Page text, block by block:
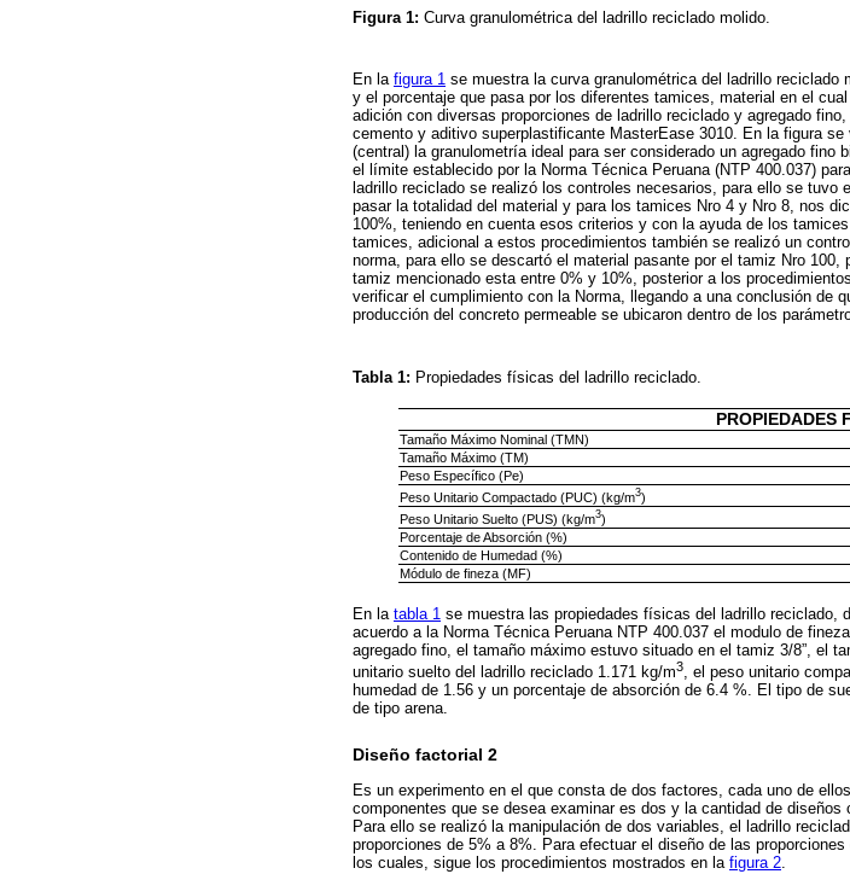
Figura 1: Curva granulométrica del ladrillo reciclado molido.
En la figura 1 se muestra la curva granulométrica del ladrillo
y el porcentaje que pasa por los diferentes tamices, material en el
adición con diversas proporciones de ladrillo reciclado y agregado
cemento y aditivo superplastificante MasterEase 3010. En la figura
(central) la granulometría ideal para ser considerado un agregado
el límite establecido por la Norma Técnica Peruana (NTP 400.037)
ladrillo reciclado se realizó los controles necesarios, para ello se tuvo
pasar la totalidad del material y para los tamices Nro 4 y Nro 8, nos
100%, teniendo en cuenta esos criterios y con la ayuda de los
tamices, adicional a estos procedimientos también se realizó un
norma, para ello se descartó el material pasante por el tamiz Nro 100,
tamiz mencionado esta entre 0% y 10%, posterior a los
verificar el cumplimiento con la Norma, llegando a una conclusión de
producción del concreto permeable se ubicaron dentro de los
Tabla 1: Propiedades físicas del ladrillo reciclado.
PROPIEDADES
Tamaño Máximo Nominal (TMN)
Tamaño Máximo (TM)
Peso Específico (Pe)
Peso Unitario Compactado (PUC) (kg/m3)
Peso Unitario Suelto (PUS) (kg/m3)
Porcentaje de Absorción (%)
Contenido de Humedad (%)
Módulo de fineza (MF)
En la tabla 1 se muestra las propiedades físicas del ladrillo reciclado,
acuerdo a la Norma Técnica Peruana NTP 400.037 el modulo de
agregado fino, el tamaño máximo estuvo situado en el tamiz 3/8”, el
unitario suelto del ladrillo reciclado 1.171 kg/m3, el peso unitario
humedad de 1.56 y un porcentaje de absorción de 6.4 %. El tipo de
de tipo arena.
Diseño factorial 2
Es un experimento en el que consta de dos factores, cada uno de
componentes que se desea examinar es dos y la cantidad de diseños
Para ello se realizó la manipulación de dos variables, el ladrillo
proporciones de 5% a 8%. Para efectuar el diseño de las
los cuales, sigue los procedimientos mostrados en la figura 2